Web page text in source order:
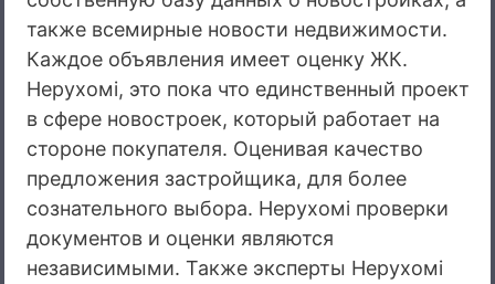
также всемирные новости недвижимости.
Каждое объявления имеет оценку ЖК.
Нерухомі, это пока что единственный проект
в сфере новостроек, который работает на
стороне покупателя. Оценивая качество
предложения застройщика, для более
сознательного выбора. Нерухомі проверки
документов и оценки являются
независимыми. Также эксперты Нерухомі